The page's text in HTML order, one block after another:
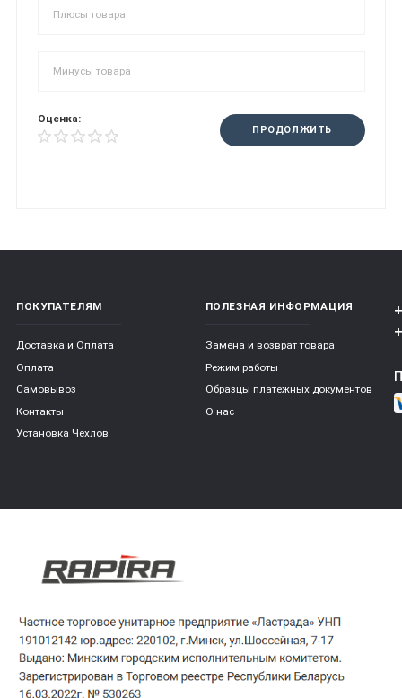
Оценка:
ПРОДОЛЖИТЬ
ПОКУПАТЕЛЯМ
Доставка и Оплата
Оплата
Самовывоз
Контакты
Установка Чехлов
ПОЛЕЗНАЯ ИНФОРМАЦИЯ
Замена и возврат товара
Режим работы
Образцы платежных документов
О нас